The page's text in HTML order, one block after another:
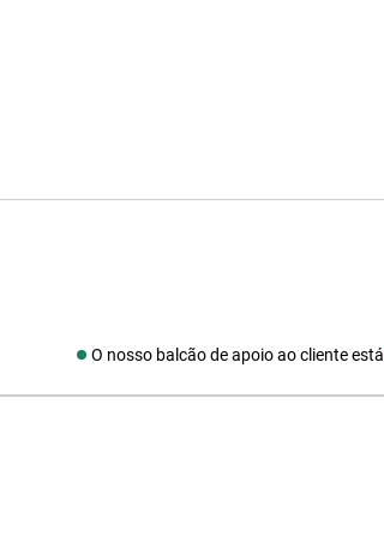
O nosso balcão de apoio ao cliente está
Redes sociais